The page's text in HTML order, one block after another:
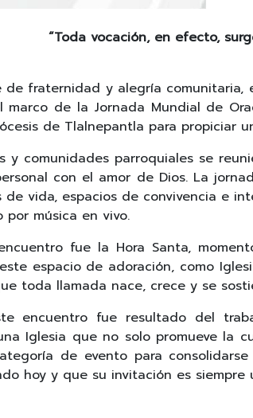
“Toda vocación, en efecto,
de fraternidad y alegría comunitaria,
marco de la Jornada Mundial de
de Tlalnepantla para propiciar
y comunidades parroquiales se
con el amor de Dios. La
de vida, espacios de convivencia e
por música en vivo.
fue la Hora Santa,
espacio de adoración, como
toda llamada nace, crece y se
encuentro fue resultado del
Iglesia que no solo promueve la
de evento para
hoy y que su invitación es siempre